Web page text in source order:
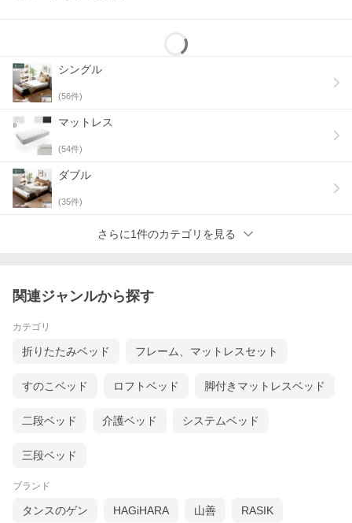
シングル
(56件)
マットレス
(54件)
ダブル
(35件)
さらに1件のカテゴリを見る
関連ジャンルから探す
カテゴリ
折りたたみベッド フレーム、マットレスセット
すのこベッド ロフトベッド 脚付きマットレスベッド
二段ベッド 介護ベッド システムベッド
三段ベッド
ブランド
タンスのゲン HAGiHARA 山善 RASIK